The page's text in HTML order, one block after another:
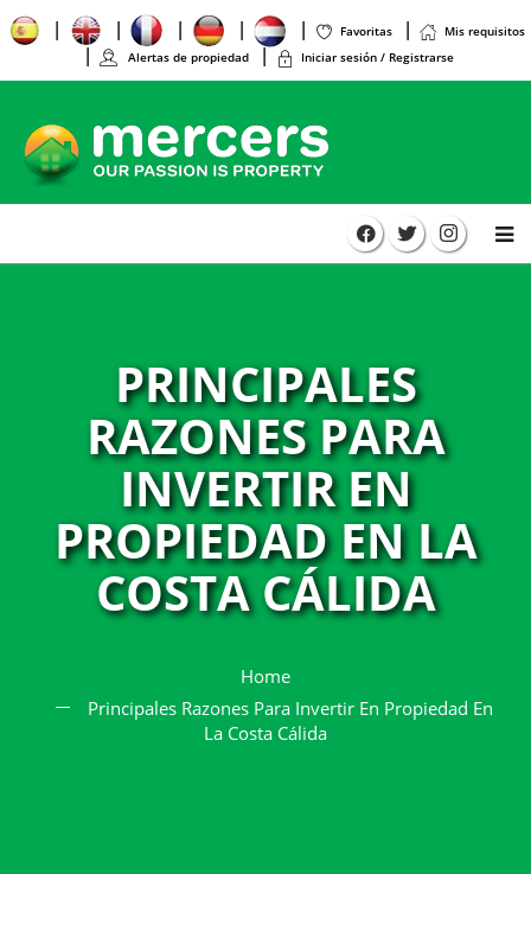
Favoritas
Mis requisitos
Alertas de propiedad
Iniciar sesión / Registrarse
PRINCIPALES
RAZONES PARA
INVERTIR EN
PROPIEDAD EN LA
COSTA CÁLIDA
Home
Principales Razones Para Invertir En Propiedad En
La Costa Cálida